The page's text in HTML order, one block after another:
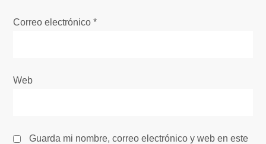
t
a
a
Correo electrónico*
Web
Guarda mi nombre, correo electrónico y web en este